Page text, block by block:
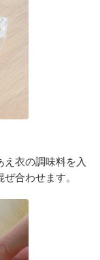
衣の調味料を入
合わせます。